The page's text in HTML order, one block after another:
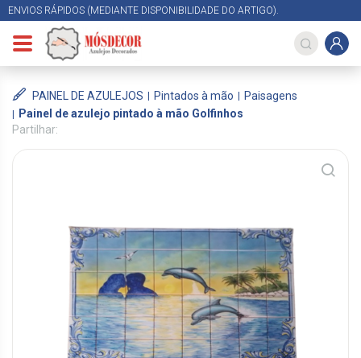
ENVIOS RÁPIDOS (MEDIANTE DISPONIBILIDADE DO ARTIGO).
PAINEL DE AZULEJOS Pintados à mão
Paisagens
Painel de azulejo pintado à mão Golfinhos
Partilhar: